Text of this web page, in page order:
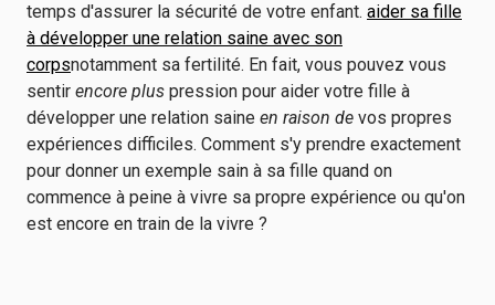
temps d'assurer la sécurité de votre enfant. aider sa fille
à développer une relation saine avec son
corpsnotamment sa fertilité. En fait, vous pouvez vous
sentir encore plus pression pour aider votre fille à
développer une relation saine en raison de vos propres
expériences difficiles. Comment s'y prendre exactement
pour donner un exemple sain à sa fille quand on
commence à peine à vivre sa propre expérience ou qu'on
est encore en train de la vivre ?